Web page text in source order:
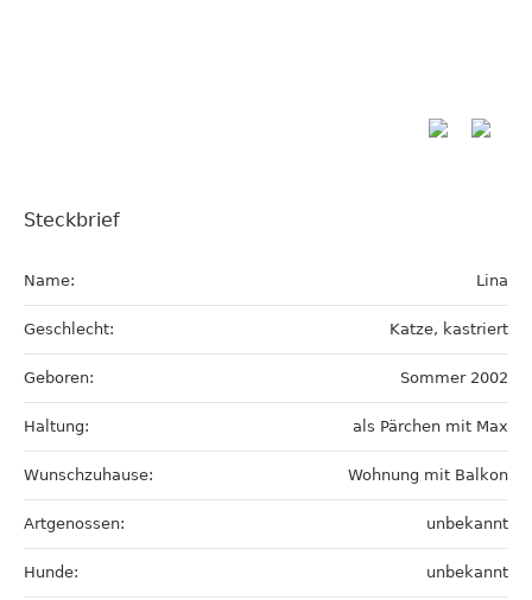
Steckbrief
Name: Lina
Geschlecht: Katze, kastriert
Geboren: Sommer 2002
Haltung: als Pärchen mit Max
Wunschzuhause: Wohnung mit Balkon
Artgenossen: unbekannt
Hunde: unbekannt